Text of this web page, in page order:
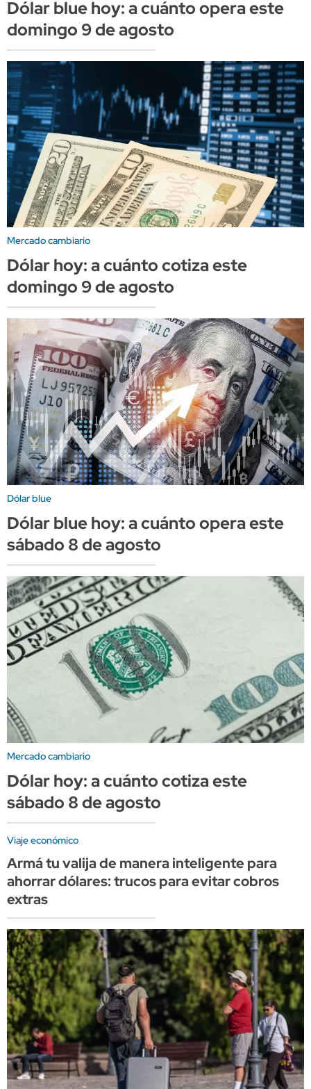
Dólar blue hoy: a cuánto opera este
domingo 9 de agosto
Mercado cambiario
Dólar hoy: a cuánto cotiza este
domingo 9 de agosto
Dólar blue
Dólar blue hoy: a cuánto opera este
sábado 8 de agosto
Mercado cambiario
Dólar hoy: a cuánto cotiza este
sábado 8 de agosto
Viaje económico
Armá tu valija de manera inteligente para
ahorrar dólares: trucos para evitar cobros
extras